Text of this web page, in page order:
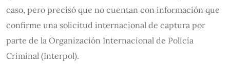
caso, pero precisó que no cuentan con información que
confirme una solicitud internacional de captura por
parte de la Organización Internacional de Policía
Criminal (Interpol).